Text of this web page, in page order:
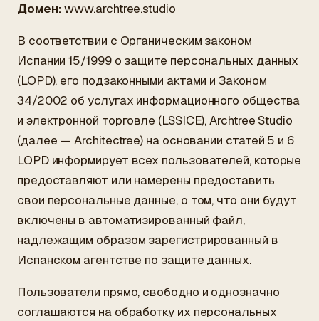
ES
ARCHTREE
БАРСЕЛОНА
Домен:www.archtree.studio
В соответствии с Органическим законом
Испании 15/1999 о защите персональных данных
(LOPD), его подзаконными актами и Законом
34/2002 об услугах информационного общества
и электронной торговле (LSSICE), Archtree Studio
(далее — Architectree) на основании статей 5 и 6
LOPD информирует всех пользователей, которые
предоставляют или намерены предоставить
свои персональные данные, о том, что они будут
включены в автоматизированный файл,
надлежащим образом зарегистрированный в
Испанском агентстве по защите данных.
Пользователи прямо, свободно и однозначно
соглашаются на обработку их персональных